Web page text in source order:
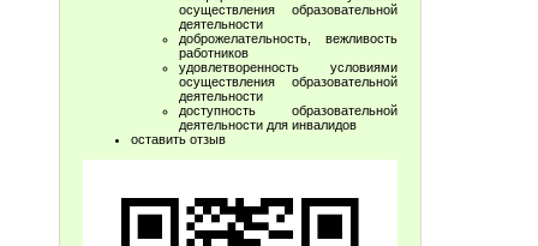
осуществления образовательной
деятельности
доброжелательность, вежливость
работников
удовлетворенность условиями
осуществления образовательной
деятельности
доступность образовательной
деятельности для инвалидов
оставить отзыв